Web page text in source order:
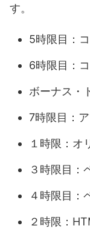
す。
5時限目：
6時限目：
ボーナス・
7時限目：
１時限：オ
３時限目：
４時限目：
２時限：